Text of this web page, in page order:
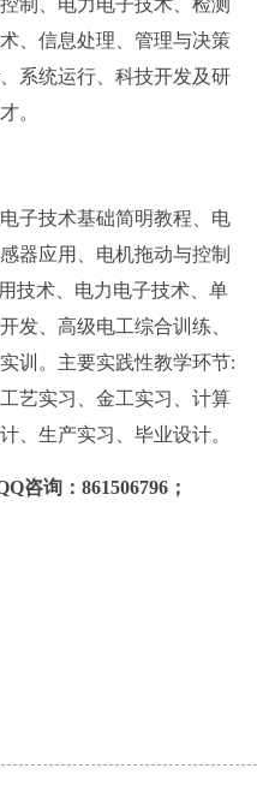
制、电力电子技术、检测
、信息处理、管理与决策
系统运行、科技开发及研
。
子技术基础简明教程、电
器应用、电机拖动与控制
技术、电力电子技术、单
发、高级电工综合训练、
训。主要实践性教学环节:
艺实习、金工实习、计算
、生产实习、毕业设计。
咨询：861506796；